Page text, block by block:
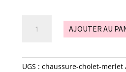
Cholet
AJOUTER AU
UGS : chaussure-cholet-merlet